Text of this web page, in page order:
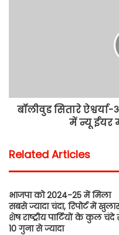
बॉलीवुड सितारे
में न्यू ईयर
Related Articles
भाजपा को 2024-25 में मिला
सबसे ज्यादा चंदा, रिपोर्ट में
शेष राष्ट्रीय पार्टियों के कुल चंदे
10 गुना से ज्यादा